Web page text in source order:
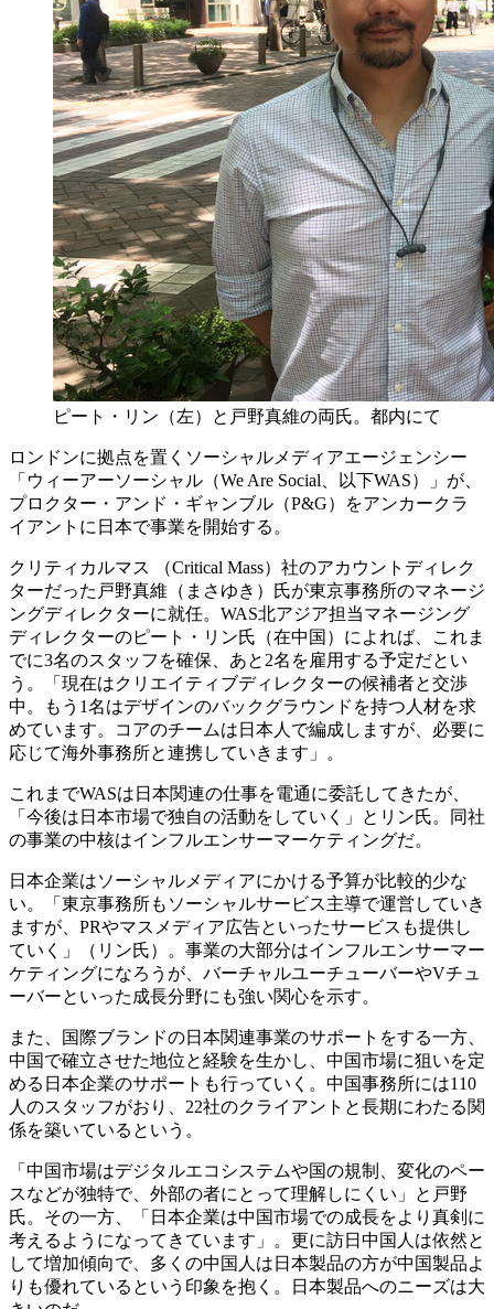
ピート・リン（左）と戸野真維の両氏。都内にて
ロンドンに拠点を置くソーシャルメディアエージェンシー
「ウィーアーソーシャル（We Are Social、以下WAS）」が、
プロクター・アンド・ギャンブル（P&G）をアンカークラ
イアントに日本で事業を開始する。
クリティカルマス （Critical Mass）社のアカウントディレク
ターだった戸野真維（まさゆき）氏が東京事務所のマネージ
ングディレクターに就任。WAS北アジア担当マネージング
ディレクターのピート・リン氏（在中国）によれば、これま
でに3名のスタッフを確保、あと2名を雇用する予定だとい
う。「現在はクリエイティブディレクターの候補者と交渉
中。もう1名はデザインのバックグラウンドを持つ人材を求
めています。コアのチームは日本人で編成しますが、必要に
応じて海外事務所と連携していきます」。
これまでWASは日本関連の仕事を電通に委託してきたが、
「今後は日本市場で独自の活動をしていく」とリン氏。同社
の事業の中核はインフルエンサーマーケティングだ。
日本企業はソーシャルメディアにかける予算が比較的少な
い。「東京事務所もソーシャルサービス主導で運営していき
ますが、PRやマスメディア広告といったサービスも提供し
ていく」（リン氏）。事業の大部分はインフルエンサーマー
ケティングになろうが、バーチャルユーチューバーやVチュ
ーバーといった成長分野にも強い関心を示す。
また、国際ブランドの日本関連事業のサポートをする一方、
中国で確立させた地位と経験を生かし、中国市場に狙いを定
める日本企業のサポートも行っていく。中国事務所には110
人のスタッフがおり、22社のクライアントと長期にわたる関
係を築いているという。
「中国市場はデジタルエコシステムや国の規制、変化のペー
スなどが独特で、外部の者にとって理解しにくい」と戸野
氏。その一方、「日本企業は中国市場での成長をより真剣に
考えるようになってきています」。更に訪日中国人は依然と
して増加傾向で、多くの中国人は日本製品の方が中国製品よ
りも優れているという印象を抱く。日本製品へのニーズは大